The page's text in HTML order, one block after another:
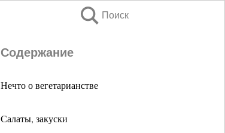
Поиск
Содержание
Нечто о вегетарианстве
Салаты, закуски